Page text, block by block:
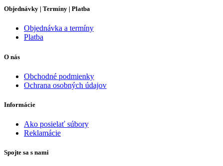
Objednávky | Termíny | Platba
Objednávka a termíny
Platba
O nás
Obchodné podmienky
Ochrana osobných údajov
Informácie
Ako posielať súbory
Reklamácie
Spojte sa s nami